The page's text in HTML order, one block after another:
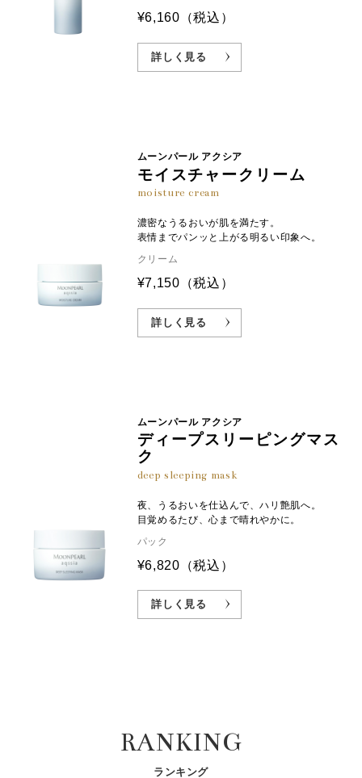
¥6,160 （税込）
詳しく見る
ムーンパール アクシア
モイスチャークリーム
moisture cream
濃密なうるおいが肌を満たす。
表情までパンッと上がる明るい印象へ。
クリーム
¥7,150 （税込）
詳しく見る
ムーンパール アクシア
ディープスリーピングマス
ク
deep sleeping mask
夜、うるおいを仕込んで、ハリ艶肌へ。
目覚めるたび、心まで晴れやかに。
パック
¥6,820 （税込）
詳しく見る
RANKING
ランキング